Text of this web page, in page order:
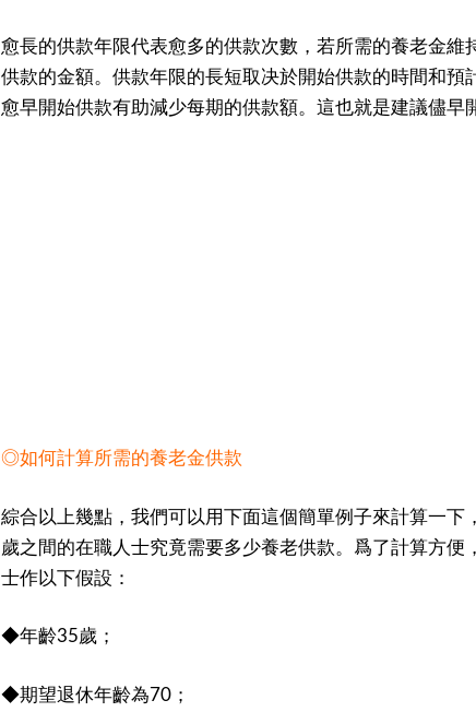
愈長的供款年限代表愈多的供款次數，若所需的養老金維
供款的金額。供款年限的長短取决於開始供款的時間和預
愈早開始供款有助減少每期的供款額。這也就是建議儘早
◎如何計算所需的養老金供款
綜合以上幾點，我們可以用下面這個簡單例子來計算一下
歲之間的在職人士究竟需要多少養老供款。爲了計算方便
士作以下假設：
◆年齡35歲；
◆期望退休年齡為70；